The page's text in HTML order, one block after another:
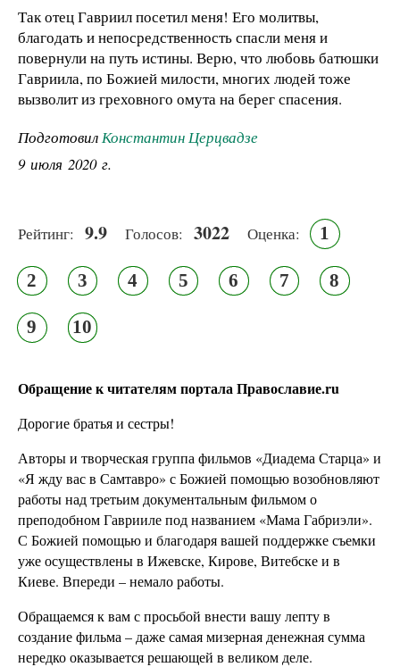
Так отец Гавриил посетил меня! Его молитвы,
благодать и непосредственность спасли меня и
повернули на путь истины. Верю, что любовь батюшки
Гавриила, по Божией милости, многих людей тоже
вызволит из греховного омута на берег спасения.
ПодготовилКонстантин Церцвадзе
9 июля 2020 г.
Рейтинг: 9.9 Голосов: 3022 Оценка: 1
2 3 4 5 6 7 8
9 10
Обращение к читателям портала Православие.ru
Дорогие братья и сестры!
Авторы и творческая группа фильмов «Диадема Старца» и
«Я жду вас в Самтавро» с Божией помощью возобновляют
работы над третьим документальным фильмом о
преподобном Гаврииле под названием «Мама Габриэли».
С Божией помощью и благодаря вашей поддержке съемки
уже осуществлены в Ижевске, Кирове, Витебске и в
Киеве. Впереди – немало работы.
Обращаемся к вам с просьбой внести вашу лепту в
создание фильма – даже самая мизерная денежная сумма
нередко оказывается решающей в великом деле.